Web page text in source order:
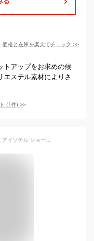
価格と在庫を楽天でチェック >>
トアップをお求めの候
エステル素材によりさ
(1件) >
アンダーアーマー セットアップ UA アイソチル ショートスリーブTシャツ・アイソチル ショーツ 上下セット（トレーニング メンズ）1384793_1384795：001・504 ISO-CHILL 上下 トレーニングウエア アイソチルウエア アイソチルセットアップ アイソチル上下 トレーニング上下